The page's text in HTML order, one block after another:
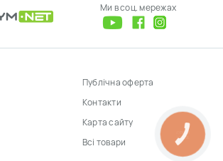
Ми в соц. мережах
Публічна оферта
Контакти
Карта сайту
Всі товари
КНОПКА
ЗВ'ЯЗКУ